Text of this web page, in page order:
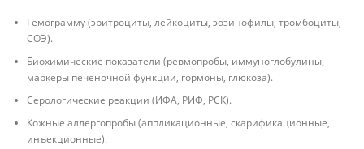
Гемограмму (эритроциты, лейкоциты, эозинофилы, тромбоциты,
СОЭ).
Биохимические показатели (ревмопробы, иммуноглобулины,
маркеры печеночной функции, гормоны, глюкоза).
Серологические реакции (ИФА, РИФ, РСК).
Кожные аллергопробы (аппликационные, скарификационные,
инъекционные).